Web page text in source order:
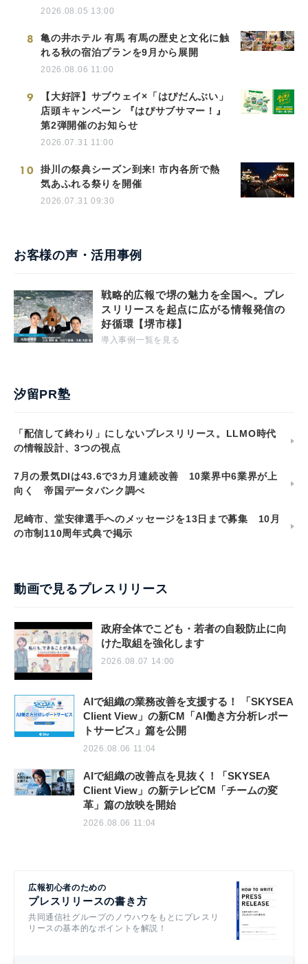
2026.08.05 13:00
8
亀の井ホテル 有馬 有馬の歴史と文化に触
れる秋の宿泊プランを9月から展開
2026.08.06 11:00
9
【大好評】サブウェイ×「はぴだんぶい」
店頭キャンペーン 『はぴサブサマー！』
第2弾開催のお知らせ
2026.07.31 11:00
10
掛川の祭典シーズン到来! 市内各所で熱
気あふれる祭りを開催
2026.07.31 09:30
お客様の声・活用事例
戦略的広報で堺の魅力を全国へ。プレ
スリリースを起点に広がる情報発信の
好循環【堺市様】
導入事例一覧を見る
汐留PR塾
「配信して終わり」にしないプレスリリース。LLMO時代
の情報設計、3つの視点
7月の景気DIは43.6で3カ月連続改善 10業界中6業界が上
向く 帝国データバンク調べ
尼崎市、堂安律選手へのメッセージを13日まで募集 10月
の市制110周年式典で掲示
動画で見るプレスリリース
政府全体でこども・若者の自殺防止に向
けた取組を強化します
2026.08.07 14:00
AIで組織の業務改善を支援する！ 「SKYSEA
Client View」の新CM「AI働き方分析レポー
トサービス」篇を公開
2026.08.06 11:04
AIで組織の改善点を見抜く！「SKYSEA
Client View」の新テレビCM「チームの変
革」篇の放映を開始
2026.08.06 11:04
広報初心者のための
プレスリリースの書き方
共同通信社グループのノウハウをもとにプレスリ
リースの基本的なポイントを解説！